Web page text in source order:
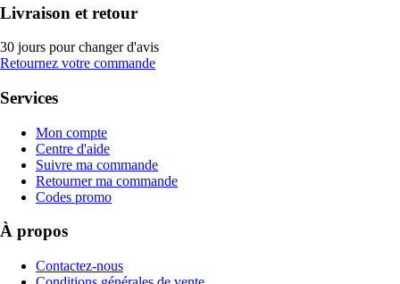
Livraison et retour
30 jours pour changer d'avis
Retournez votre commande
Services
Mon compte
Centre d'aide
Suivre ma commande
Retourner ma commande
Codes promo
À propos
Contactez-nous